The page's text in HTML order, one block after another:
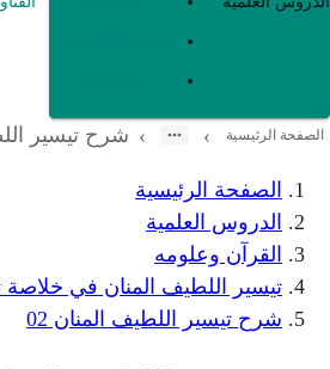
الصفحة الرئيسية ›
› شرح تيسير
الصفحة الرئيسية
الدروس العلمية
القرآن وعلومه
تيسير اللطيف المنان في خلاصة
شرح تيسير اللطيف المنان 02